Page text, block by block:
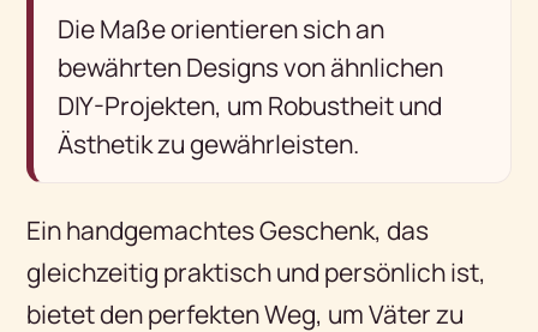
Die Maße orientieren sich an
bewährten Designs von ähnlichen
DIY-Projekten, um Robustheit und
Ästhetik zu gewährleisten.
Ein handgemachtes Geschenk, das
gleichzeitig praktisch und persönlich ist,
bietet den perfekten Weg, um Väter zu